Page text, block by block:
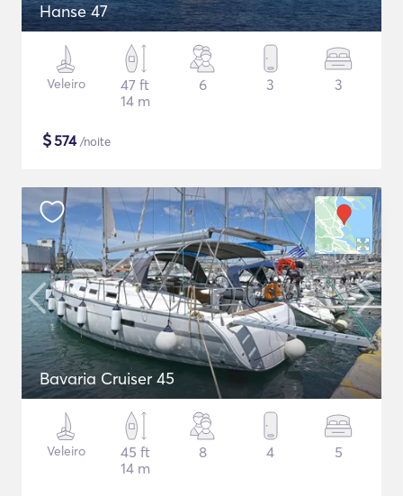
Hanse 47
Veleiro
47 ft
14 m
6 3 3
$574/noite
Bavaria Cruiser 45
Veleiro
45 ft
14 m
8 4 5